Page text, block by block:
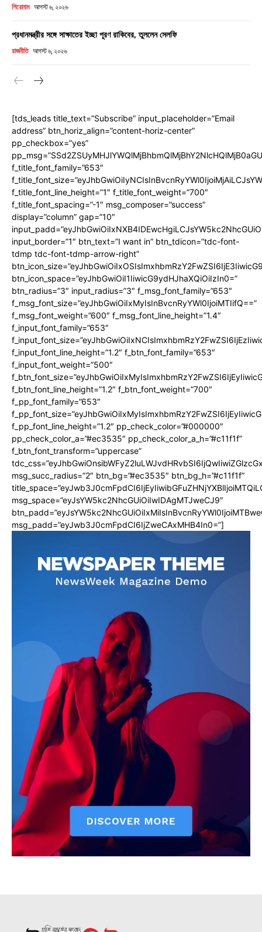
শিরোনাম আগস্ট ৬, ২০২৬
প্রধানমন্ত্রীর সঙ্গে সাক্ষাতের ইচ্ছা পূরণ রাকিবের, তুললেন সেলফি
রাজনীতি আগস্ট ৬, ২০২৬
[tds_leads title_text=”Subscribe” input_placeholder=”Email
address” btn_horiz_align=”content-horiz-center”
pp_checkbox=”yes”
f_title_font_family=”653″
f_title_font_line_height=”1″ f_title_font_weight=”700″
f_title_font_spacing=”-1″ msg_composer=”success”
display=”column” gap=”10″
input_border=”1″ btn_text=”I want in” btn_tdicon=”tdc-font-
tdmp tdc-font-tdmp-arrow-right”
btn_icon_space=”eyJhbGwiOiI1IiwicG9ydHJhaXQiOiIzIn0=”
btn_radius=”3″ input_radius=”3″ f_msg_font_family=”653″
f_msg_font_size=”eyJhbGwiOiIxMyIsInBvcnRyYWl0IjoiMTIifQ==”
f_msg_font_weight=”600″ f_msg_font_line_height=”1.4″
f_input_font_family=”653″
f_input_font_line_height=”1.2″ f_btn_font_family=”653″
f_input_font_weight=”500″
f_btn_font_line_height=”1.2″ f_btn_font_weight=”700″
f_pp_font_family=”653″
f_pp_font_line_height=”1.2″ pp_check_color=”#000000″
pp_check_color_a=”#ec3535″ pp_check_color_a_h=”#c11f1f”
f_btn_font_transform=”uppercase”
msg_succ_radius=”2″ btn_bg=”#ec3535″ btn_bg_h=”#c11f1f”
msg_space=”eyJsYW5kc2NhcGUiOiIwIDAgMTJweCJ9″
msg_padd=”eyJwb3J0cmFpdCI6IjZweCAxMHB4In0=”]